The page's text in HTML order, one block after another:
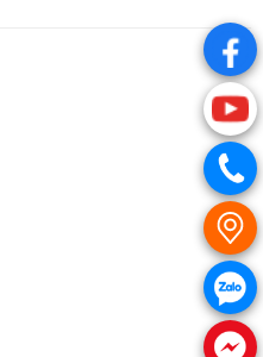
.
.
.
.
.
.